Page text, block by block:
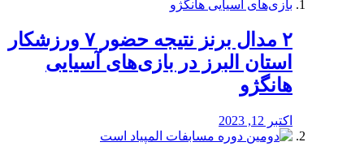
۲ مدال برنز نتیجه حضور ۷ ورزشکار
استان البرز در بازی‌های آسیایی
هانگژو
اکتبر 12, 2023